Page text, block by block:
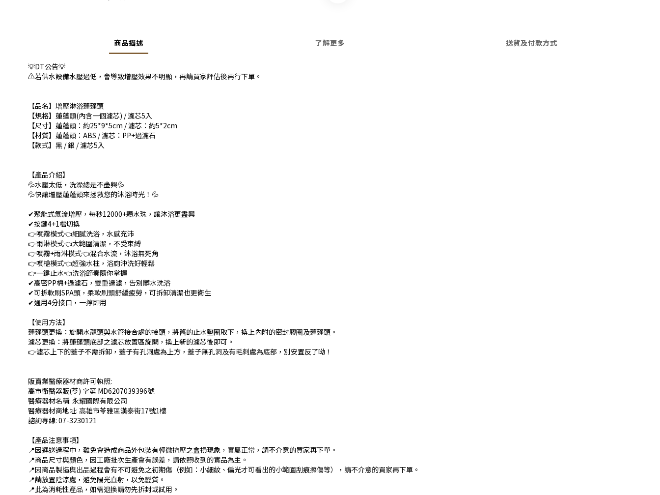
商品描述 了解更多 送貨及付款方式
💡DT公告💡
⚠️若供水設備水壓過低，會導致增壓效果不明顯，再請買家評估後再行下單。
【品名】 增壓淋浴蓮蓬頭
【規格】 蓮蓬頭(內含一個濾芯) /濾芯5入
【尺寸】 蓮蓬頭：約25*9*5cm /濾芯：約5*2cm
【材質】 蓮蓬頭： ABS /濾芯： PP+過濾石
【款式】 黑 /銀 /濾芯5入
【產品介紹】
💦水壓太低，洗澡總是不盡興💦
💦快讓增壓蓮蓬頭來拯救您的沐浴時光！ 💦
✔聚能式氣流增壓，每秒12000+顆水珠，讓沐浴更盡興
✔按鍵4+1檔切換
👉噴霧模式👈細膩洗浴，水感充沛
👉雨淋模式👈大範圍清潔，不受束縛
👉噴霧+雨淋模式👈混合水流，沐浴無死角
👉噴槍模式👈超強水柱，浴廁沖洗好輕鬆
👉一鍵止水👈洗浴節奏隨你掌握
✔高密PP棉+過濾石，雙重過濾，告別髒水洗浴
✔可拆軟刷SPA頭，柔軟刷頭舒緩疲勞，可拆卸清潔也更衛生
✔通用4分接口，一擰即用
【使用方法】
蓮蓬頭更換：旋開水龍頭與水管接合處的接頭，將舊的止水墊圈取下，換上內附的密封膠圈及蓮蓬頭。
濾芯更換：將蓮蓬頭底部之濾芯放置區旋開，換上新的濾芯後即可。
👉濾芯上下的蓋子不需拆卸，蓋子有孔洞處為上方，蓋子無孔洞及有毛刺處為底部，別安置反了呦！
販賣業醫療器材商許可執照:
高市衛醫器販(苓) 字第 MD6207039396號
醫療器材名稱: 永耀國際有限公司
醫療器材商地址: 高雄市苓雅區漢泰街17號1樓
諮詢專線: 07-3230121
【產品注意事項】
📍因運送過程中，難免會造成商品外包裝有輕微擠壓之盒損現象，實屬正常，請不介意的買家再下單。
📍商品尺寸與顏色，因工廠批次生產會有誤差，請依照收到的實品為主。
📍因商品製造與出品過程會有不可避免之初期傷（例如：小細紋、偏光才可看出的小範圍刮痕擦傷等），請不介意的買家再下單。
📍請放置陰涼處，避免陽光直射，以免變質。
📍此為消耗性產品，如需退換請勿先拆封或試用。